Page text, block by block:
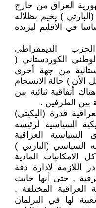
العراق من خارج
) يخيم بظلاله
في الأقليم ليزيده
الديمقراطي
الكوردستاني (
من جهة أخرى
الأن ) حالة الانسجام
أتفاقية ثنائية بين
بين الطرفين .
قدرة (اليكيتي)
السياسية لرئيسه
العراقية
السياسي (البارتي )
الامكانيات المادية
اللازمة لادارة دفة
, حتى أنها خابت
العراقية المختلفة ,
لها في البرلمان